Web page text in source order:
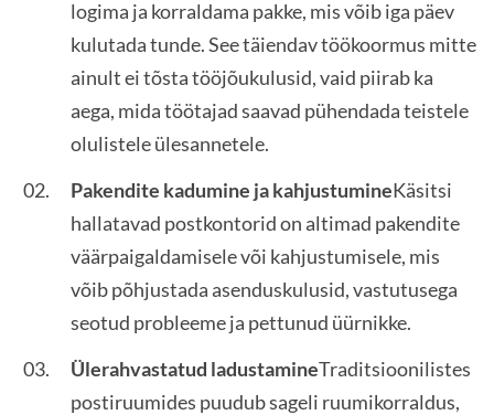
logima ja korraldama pakke, mis võib iga päev
kulutada tunde. See täiendav töökoormus mitte
ainult ei tõsta tööjõukulusid, vaid piirab ka
aega, mida töötajad saavad pühendada teistele
olulistele ülesannetele.
Pakendite kadumine ja kahjustumineKäsitsi
hallatavad postkontorid on altimad pakendite
väärpaigaldamisele või kahjustumisele, mis
võib põhjustada asenduskulusid, vastutusega
seotud probleeme ja pettunud üürnikke.
Ülerahvastatud ladustamineTraditsioonilistes
postiruumides puudub sageli ruumikorraldus,